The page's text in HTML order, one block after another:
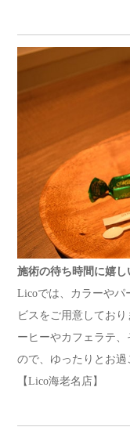
施術の待ち時間に嬉
Licoでは、カラーやパ
ビスをご用意してお
ーヒーやカフェラテ
ので、ゆったりとお過
【Lico海老名店】